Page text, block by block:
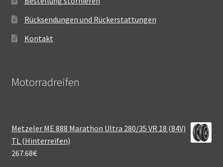
Rücksendungen und Rückerstattungen
Kontakt
Motorradreifen
Metzeler ME 888 Marathon Ultra 280/35 VR 18 (84V)
TL (Hinterreifen)
267.68€